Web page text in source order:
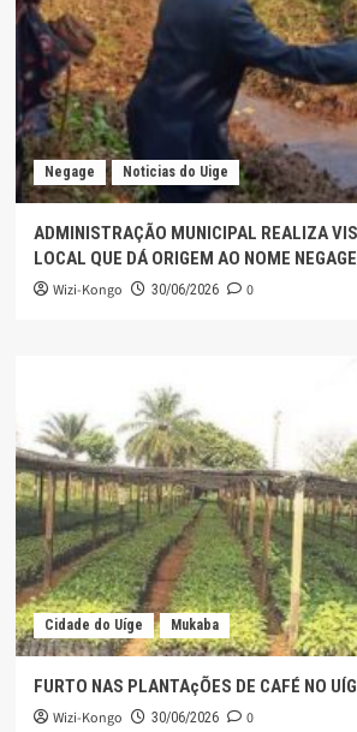
Negage Noticias do Uige
ADMINISTRAÇÃO MUNICIPAL REALIZA
LOCAL QUE DÁ ORIGEM AO NOME NEGAGE
Wizi-Kongo 30/06/2026 0
Cidade do Uíge Mukaba
FURTO NAS PLANTAçÕES DE CAFÉ NO
Wizi-Kongo 30/06/2026 0